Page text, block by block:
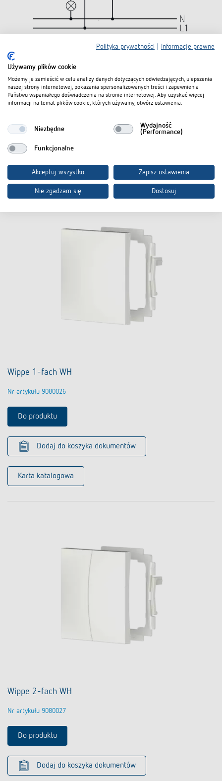
Pliki do pobrania
Karta danych PDF LUXORliving PD 1 RF (654,7 kB)
Dodaj do koszyka dokumentów
Akcesoria
Wippe 1-fach WH
Nr artykułu 9080026
Do produktu
Dodaj do koszyka dokumentów
Karta katalogowa
Wippe 2-fach WH
Nr artykułu 9080027
Do produktu
Dodaj do koszyka dokumentów
Polityka prywatności Informacje prawne
Używamy plików cookie
Możemy je zamieścić w celu analizy danych dotyczących odwiedzających, ulepszenia
naszej strony internetowej, pokazania spersonalizowanych treści i zapewnienia
Państwu wspaniałego doświadczenia na stronie internetowej. Aby uzyskać więcej
informacji na temat plików cookie, których używamy, otwórz ustawienia.
Niezbędne
Wydajność
(Performance)
Funkcjonalne
Akceptuj wszystko Zapisz ustawienia
Nie zgadzam się Dostosuj